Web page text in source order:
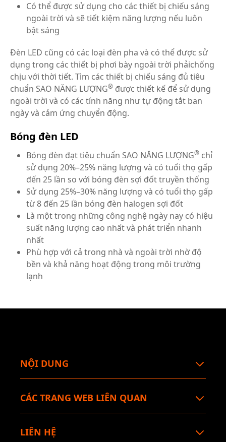
Có thể được sử dụng cho các thiết bị chiếu sáng
ngoài trời và sẽ tiết kiệm năng lượng nếu luôn
bật sáng
Đèn LED cũng có các loại đèn pha và có thể được sử
dụng trong các thiết bị phơi bày ngoài trời phảichống
chịu với thời tiết. Tìm các thiết bị chiếu sáng đủ tiêu
chuẩn SAO NĂNG LƯỢNG® được thiết kế để sử dụng
ngoài trời và có các tính năng như tự động tắt ban
ngày và cảm ứng chuyển động.
Bóng đèn LED
Bóng đèn đạt tiêu chuẩn SAO NĂNG LƯỢNG® chỉ
sử dụng 20%–25% năng lượng và có tuổi thọ gấp
đến 25 lần so với bóng đèn sợi đốt truyền thống
Sử dụng 25%–30% năng lượng và có tuổi thọ gấp
từ 8 đến 25 lần bóng đèn halogen sợi đốt
Là một trong những công nghệ ngày nay có hiệu
suất năng lượng cao nhất và phát triển nhanh
nhất
Phù hợp với cả trong nhà và ngoài trời nhờ độ
bền và khả năng hoạt động trong môi trường
lạnh
NỘI DUNG
CÁC TRANG WEB LIÊN QUAN
LIÊN HỆ